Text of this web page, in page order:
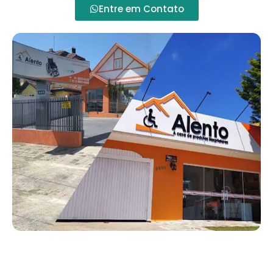
Entre em Contato